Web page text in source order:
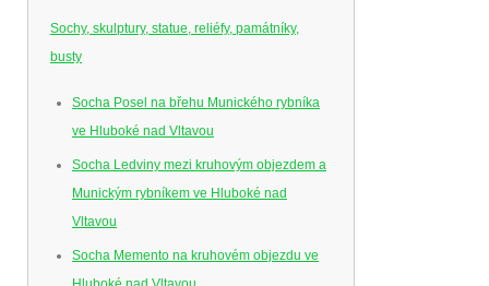
Sochy, skulptury, statue, reliéfy, památníky,
busty
Socha Posel na břehu Munického rybníka
ve Hluboké nad Vltavou
Socha Ledviny mezi kruhovým objezdem a
Munickým rybníkem ve Hluboké nad
Vltavou
Socha Memento na kruhovém objezdu ve